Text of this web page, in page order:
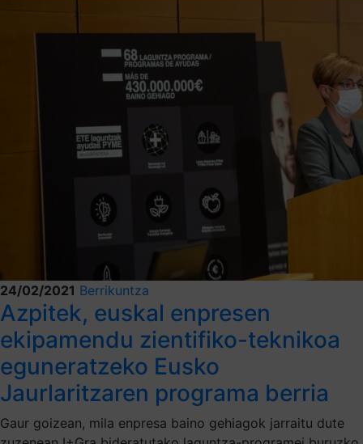
24/02/2021 Berrikuntza
Azpitek, euskal enpresen
ekipamendu zientifiko-teknikoa
eguneratzeko Eusko
Jaurlaritzaren programa berria
Gaur goizean, mila enpresa baino gehiagok jarraitu dute